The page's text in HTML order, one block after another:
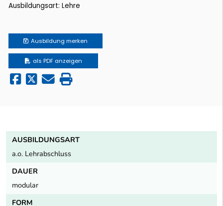
Ausbildungsart: Lehre
Ausbildung merken
als PDF anzeigen
AUSBILDUNGSART
a.o. Lehrabschluss
DAUER
modular
FORM